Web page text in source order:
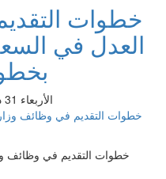
خطوات
الأربعاء 31 ديسمبر 2025 08:20 مساءً